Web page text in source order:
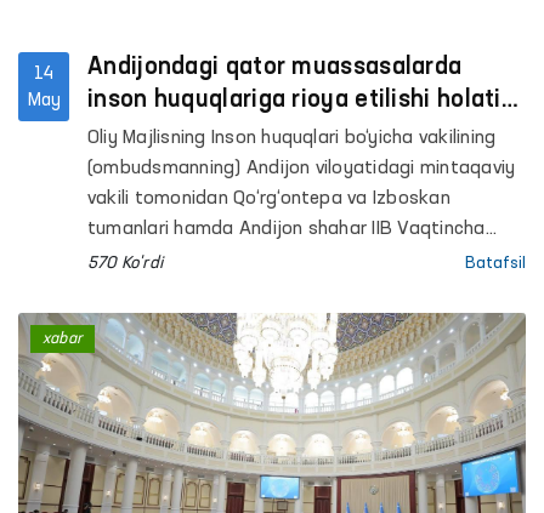
14
May
Andijondagi qator muassasalarda
inson huquqlariga rioya etilishi holati
o‘rganildi
Oliy Majlisning Inson huquqlari bo‘yicha vakilining
(ombudsmanning) Andijon viloyatidagi mintaqaviy
vakili tomonidan Qo‘rg‘ontepa va Izboskan
tumanlari hamda Andijon shahar IIB Vaqtincha
saqlash hibsxonalari, 3-son tergov hibsxonasi,
ko‘rsatish Qo‘rg‘ontepa tumanlararo punkti,
“Muruvvat” nogironligi bo‘lgan bolalar (Qo‘rg‘ontepa
t.) hamda Bo‘taqora “Muruvvat” nogironligi bo‘lgan
erkaklar (Andijon t.) va Chuama “Muruvvat”
nogironligi bo‘lgan ayollar (Izboskan t.) uchun
internat uylari, Jalaquduq tumanidagi Respublika
ixtisoslashtirilgan narkologiya ilmiy-amaliy
570 Ko'rdi Batafsil
xabar